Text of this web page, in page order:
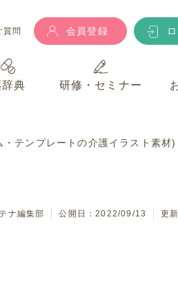
質問 会員登録
典 研修・セミナー
テンプレートの介護イラスト素材)
ナ編集部 公開日：2022/09/13 更